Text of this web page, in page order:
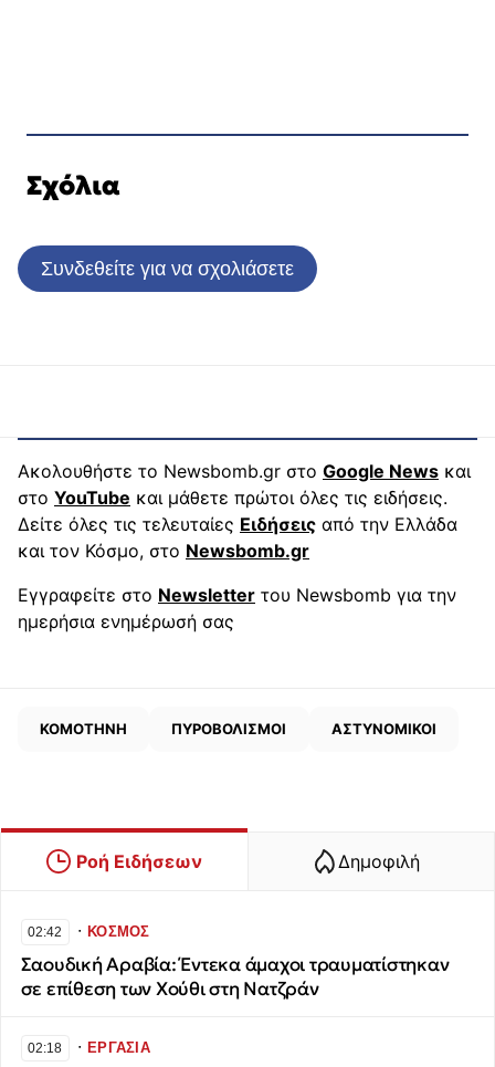
Σχόλια
Συνδεθείτε για να σχολιάσετε
Ακολουθήστε το Newsbomb.gr στο Google News και
στο YouTube και μάθετε πρώτοι όλες τις ειδήσεις.
Δείτε όλες τις τελευταίες Ειδήσεις από την Ελλάδα
και τον Κόσμο, στο Newsbomb.gr
Εγγραφείτε στο Newsletter του Newsbomb για την
ημερήσια ενημέρωσή σας
ΚΟΜΟΤΗΝΗ ΠΥΡΟΒΟΛΙΣΜΟΙ ΑΣΤΥΝΟΜΙΚΟΙ
Ροή Ειδήσεων Δημοφιλή
02:42 ∙ΚΟΣΜΟΣ
Σαουδική Αραβία: Έντεκα άμαχοι τραυματίστηκαν
σε επίθεση των Χούθι στη Νατζράν
02:18 ∙ΕΡΓΑΣΙΑ